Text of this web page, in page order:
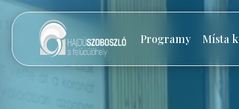
Programy Místa